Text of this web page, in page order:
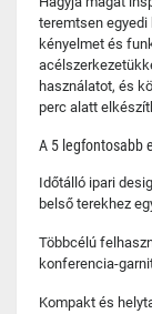
teremtsen
kényelmet és
használatot, és
perc alatt
A 5 legfontosabb
Időtálló ipari
belső terekhez
Többcélú
konferencia-
Kompakt és